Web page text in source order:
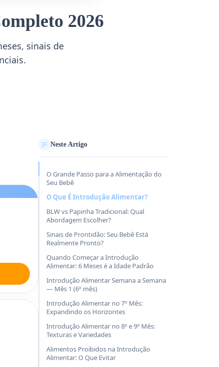
2026
sinais de
Neste Artigo
O Grande Passo para a Alimentação do
Seu Bebê
O Que É Introdução Alimentar?
BLW vs Papinha Tradicional: Qual
Abordagem Escolher?
Sinais de Prontidão: Seu Bebê Está
Realmente Pronto?
Quando Começar a Introdução
Alimentar: 6 Meses é a Idade Padrão
Introdução Alimentar Semana a Semana
— Mês 1 (6º mês)
Introdução Alimentar no 7º Mês:
Expandindo os Horizontes
Introdução Alimentar no 8º e 9º Mês:
Texturas e Variedades
Alimentos Proibidos na Introdução
Alimentar: O Que Evitar